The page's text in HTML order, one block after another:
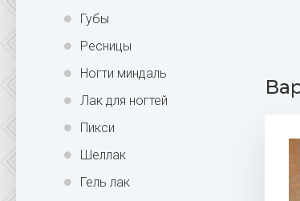
Губы
Ресницы
Ногти миндаль
Лак для ногтей
Пикси
Шеллак
Гель лак